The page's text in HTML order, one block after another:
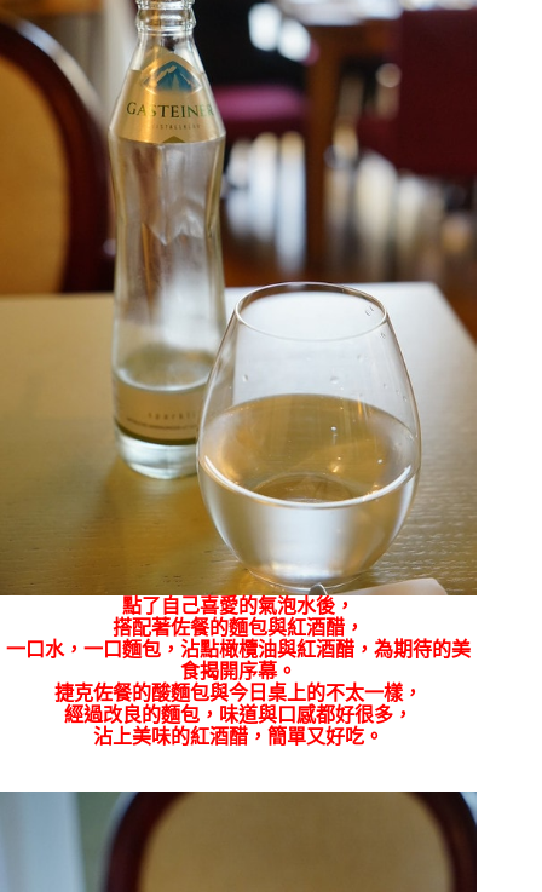
點了自己喜愛的氣泡水後，
搭配著佐餐的麵包與紅酒醋，
一口水，一口麵包，沾點橄欖油與紅酒醋，為期待的美
食揭開序幕。
捷克佐餐的酸麵包與今日桌上的不太一樣，
經過改良的麵包，味道與口感都好很多，
沾上美味的紅酒醋，簡單又好吃。